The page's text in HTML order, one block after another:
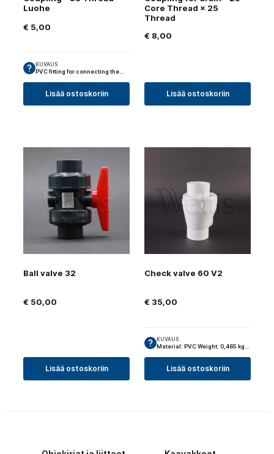
Luohe
€ 5,00
KUVAUS
PVC fitting for connecting the…
Lisää ostoskoriin
Core Thread × 25
Thread
€ 8,00
Lisää ostoskoriin
Ball valve 32
€ 50,00
Lisää ostoskoriin
Check valve 60 V2
€ 35,00
KUVAUS
Material: PVC Weight: 0,465 kg…
Lisää ostoskoriin